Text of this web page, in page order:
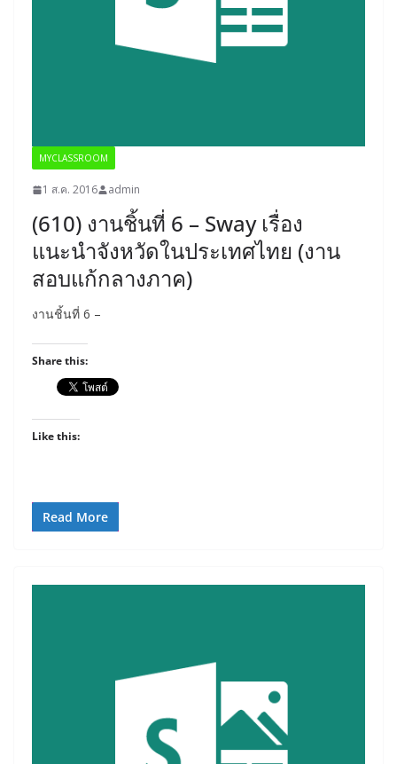
MYCLASSROOM
1 ส.ค. 2016 admin
(610) งานชิ้นที่ 6 – Sway เรื่อง
แนะนำจังหวัดในประเทศไทย (งาน
สอบแก้กลางภาค)
งานชิ้นที่ 6 –
Share this:
Like this:
Read More